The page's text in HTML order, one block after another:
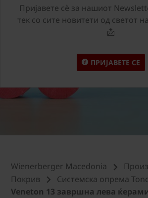
Пријавете сѐ за нашиот
тек со сите новитети од светот
📩
ПРИЈАВЕТЕ СЕ
Wienerberger Macedonia
Покрив
Системска опрема
Veneton 13 завршна лева